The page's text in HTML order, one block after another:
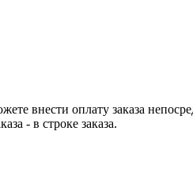
внести оплату заказа
- в строке заказа.